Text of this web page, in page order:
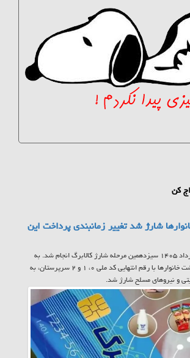
کن
شارژ شد تغییر زمانبندی پرداخت این
امروز پنجشنبه ۱۵ مرداد ۱۴۰۵ سیزدهمین مرحله شارژ کالابرگ انجام شد. به
این ترتیب کمک معیشت خانوارها با رقم انتهایی کد ملی ۰، ۱ و ۲ سرپرستان، به
و نیروهای مسلح شارژ شد.